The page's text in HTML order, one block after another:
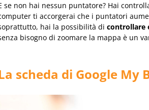
se non hai nessun puntatore? Hai
ti accorgerai che i puntatori
hai la possibilità di controllare
bisogno di zoomare la mappa è un
scheda di Google My